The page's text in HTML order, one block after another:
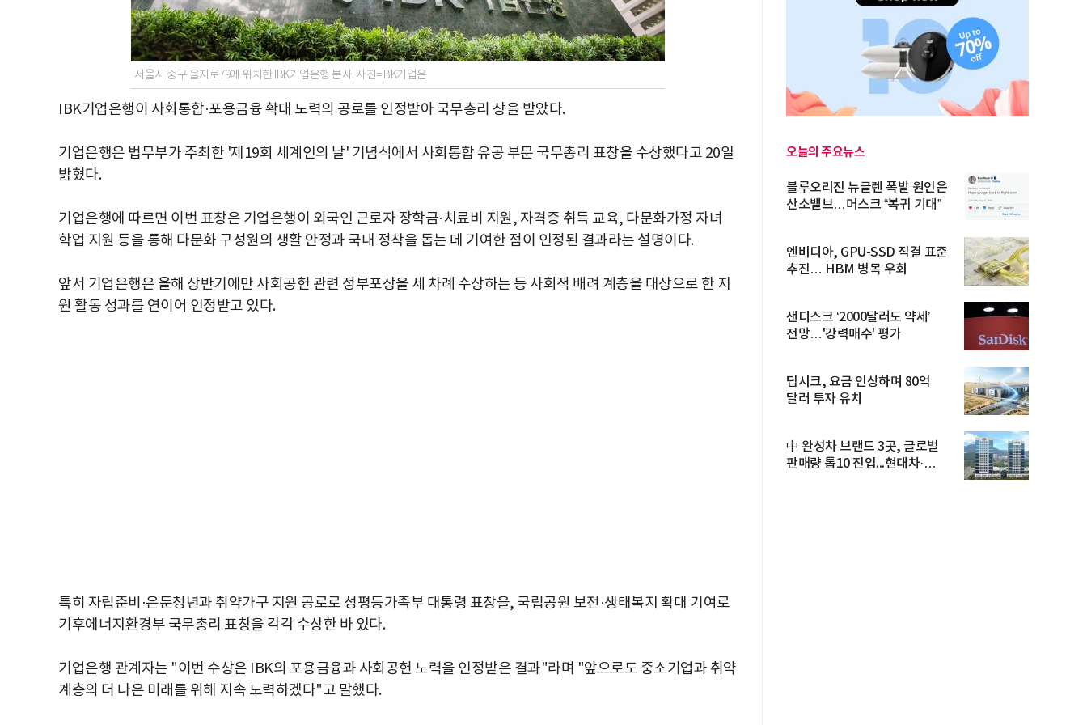
서울시 중구 을지로79에 위치한 IBK기업은행 본사. 사진=IBK기업은
IBK기업은행이 사회통합·포용금융 확대 노력의 공로를 인정받아 국무총리 상을 받았다.
기업은행은 법무부가 주최한 '제19회 세계인의 날' 기념식에서 사회통합 유공 부문 국무총리 표창을 수상했다고 20일
밝혔다.
기업은행에 따르면 이번 표창은 기업은행이 외국인 근로자 장학금·치료비 지원, 자격증 취득 교육, 다문화가정 자녀
학업 지원 등을 통해 다문화 구성원의 생활 안정과 국내 정착을 돕는 데 기여한 점이 인정된 결과라는 설명이다.
앞서 기업은행은 올해 상반기에만 사회공헌 관련 정부포상을 세 차례 수상하는 등 사회적 배려 계층을 대상으로 한 지
원 활동 성과를 연이어 인정받고 있다.
특히 자립준비·은둔청년과 취약가구 지원 공로로 성평등가족부 대통령 표창을, 국립공원 보전·생태복지 확대 기여로
기후에너지환경부 국무총리 표창을 각각 수상한 바 있다.
기업은행 관계자는 "이번 수상은 IBK의 포용금융과 사회공헌 노력을 인정받은 결과"라며 "앞으로도 중소기업과 취약
계층의 더 나은 미래를 위해 지속 노력하겠다"고 말했다.
오늘의 주요뉴스
블루오리진 뉴글렌 폭발 원인은
산소밸브…머스크 “복귀 기대”
엔비디아, GPU-SSD 직결 표준
추진… HBM 병목 우회
샌디스크 ‘2000달러도 약세’
전망…'강력매수' 평가
딥시크, 요금 인상하며 80억
달러 투자 유치
中 완성차 브랜드 3곳, 글로벌
판매량 톱10 진입...현대차·